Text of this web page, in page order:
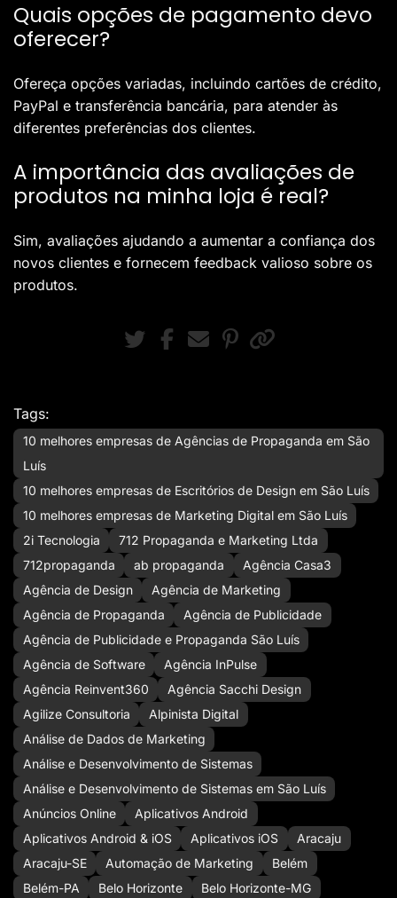
Quais opções de pagamento devo
oferecer?
Ofereça opções variadas, incluindo cartões de crédito,
PayPal e transferência bancária, para atender às
diferentes preferências dos clientes.
A importância das avaliações de
produtos na minha loja é real?
Sim, avaliações ajudando a aumentar a confiança dos
novos clientes e fornecem feedback valioso sobre os
produtos.
Tags:
10 melhores empresas de Agências de Propaganda em São
Luís
10 melhores empresas de Escritórios de Design em São Luís
10 melhores empresas de Marketing Digital em São Luís
2i Tecnologia
712 Propaganda e Marketing Ltda
712propaganda
ab propaganda
Agência Casa3
Agência de Design
Agência de Marketing
Agência de Propaganda
Agência de Publicidade
Agência de Publicidade e Propaganda São Luís
Agência de Software
Agência InPulse
Agência Reinvent360
Agência Sacchi Design
Agilize Consultoria
Alpinista Digital
Análise de Dados de Marketing
Análise e Desenvolvimento de Sistemas
Análise e Desenvolvimento de Sistemas em São Luís
Anúncios Online
Aplicativos Android
Aplicativos Android & iOS
Aplicativos iOS
Aracaju
Aracaju-SE
Automação de Marketing
Belém
Belém-PA
Belo Horizonte Belo Horizonte-MG